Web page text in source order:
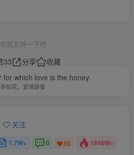
就支持一下吧
33 分享
收藏
for which love is the honey.
如花，爱情是蜜
关注
1.7W+ 0 55 1846W+